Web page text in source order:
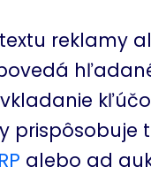
reklamy
prispôsobuje
alebo ad